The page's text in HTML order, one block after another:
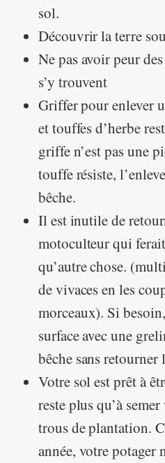
sol.
Découvrir la terre
Ne pas avoir peur
s’y trouvent
Griffer pour enlever
et touffes d’herbe
griffe n’est pas une
touffe résiste,
bêche.
Il est inutile de
motoculteur qui
qu’autre chose.
de vivaces en les
morceaux). Si
surface avec une
bêche sans retourner
Votre sol est prêt à
reste plus qu’à
trous de plantation.
année, votre potager